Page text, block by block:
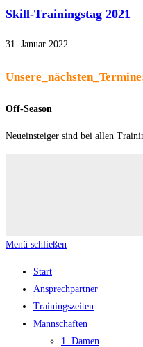
Skill-Trainingstag 2021
31. Januar 2022
Off-Season
Neueinsteiger sind bei allen
Menü schließen
Start
Ansprechpartner
Trainingszeiten
Mannschaften
1. Damen